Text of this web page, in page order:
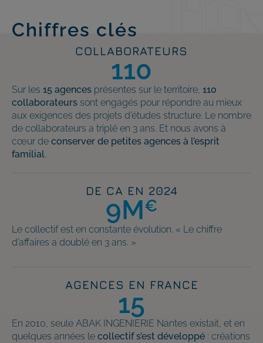
Chiffres clés
COLLABORATEURS
110
Sur les 15 agences présentes sur le territoire, 110
collaborateurs sont engagés pour répondre au mieux
aux exigences des projets d’études structure. Le nombre
de collaborateurs a triplé en 3 ans. Et nous avons à
cœur de conserver de petites agences à l’esprit
familial.
DE CA EN 2024
9M€
Le collectif est en constante évolution. « Le chiffre
d’affaires a doublé en 3 ans. »
AGENCES EN FRANCE
15
En 2010, seule ABAK INGENIERIE Nantes existait, et en
quelques années le collectif s’est développé : créations